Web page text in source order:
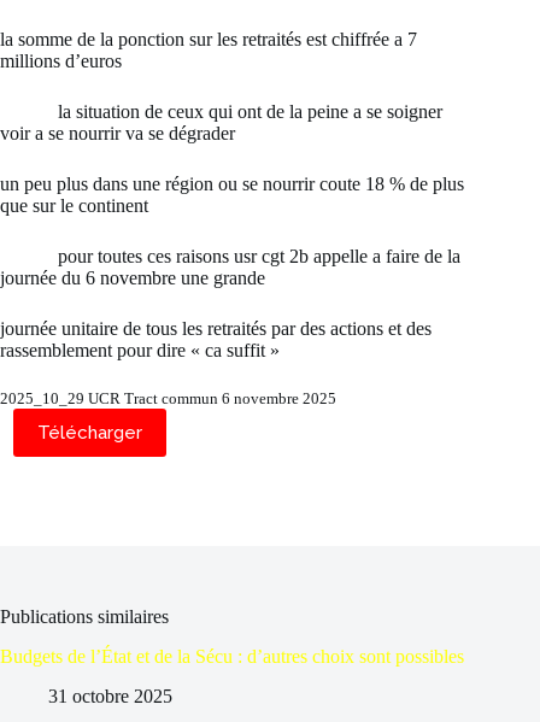
la somme de la ponction sur les retraités est chiffrée a 7
millions d’euros
la situation de ceux qui ont de la peine a se soigner
voir a se nourrir va se dégrader
un peu plus dans une région ou se nourrir coute 18 % de plus
que sur le continent
pour toutes ces raisons usr cgt 2b appelle a faire de la
journée du 6 novembre une grande
journée unitaire de tous les retraités par des actions et des
rassemblement pour dire « ca suffit »
2025_10_29 UCR Tract commun 6 novembre 2025
Télécharger
Publications similaires
Budgets de l’État et de la Sécu : d’autres choix sont possibles
31 octobre 2025